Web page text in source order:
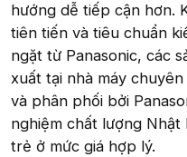
hướng dễ tiếp cận hơn.
tiên tiến và tiêu chuẩn
ngặt từ Panasonic, các
xuất tại nhà máy
và phân phối bởi
nghiệm chất lượng Nhật
trẻ ở mức giá hợp lý.